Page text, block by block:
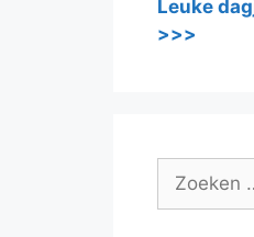
Leuke
>>>
naar: